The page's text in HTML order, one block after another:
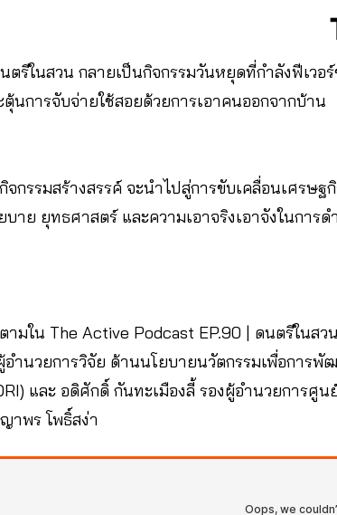
ตรีในสวน กลายเป็นกิจกรรมวันหยุดที่กำลังฟีเว
ตุ้นการจับจ่ายใช้สอยด้วยการเอาคนออกจากบ้าน
จกรรมสร้างสรรค์ จะนำไปสู่การขับเคลื่อนเศรษฐ
บาย ยุทธศาสตร์ และความเอาจริงเอาจังในการ
ามใน The Active Podcast EP.90 | ดนตรีในสว
ำนวยการวิจัย ด้านนโยบายนวัตกรรมเพื่อการ
และ อดิศักดิ์ กันทะเมืองลี้ รองผู้อำนวยการศู
าพร โพธิ์สง่า